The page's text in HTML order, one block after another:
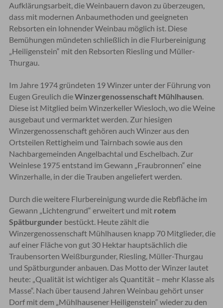
Aufklärungsarbeit, die Weinbauern davon zu überzeugen,
dass mit modernen Anbaumethoden und geeigneten
Rebsorten ein lohnender Weinbau möglich ist. Diese
Bemühungen mündeten schließlich in die Flurbereinigung
„Heiligenstein“ mit den Rebsorten Riesling und Müller-
Thurgau.
Im Jahre 1974 gründeten 19 Winzer unter der Führung von
Eugen Greulich dieWinzergenossenschaft Mühlhausen.
Diese ist Mitglied beim Winzerkeller Wiesloch, wo die Weine
ausgebaut und vermarktet werden. Zur hiesigen
Winzergenossenschaft gehören auch Winzer aus den
Ortsteilen Rettigheim und Tairnbach sowie aus den
Nachbargemeinden Angelbachtal und Eschelbach. Zur
Weinlese 1975 entstand im Gewann „Fraubronnen“ eine
Winzerhalle, in der die Trauben angeliefert werden.
Durch die weitere Flurbereinigung wurde die Rebfläche im
Gewann „Lichtengrund“ erweitert und mit rotem
Spätburgunder bestückt. Heute zählt die
Winzergenossenschaft Mühlhausen knapp 70 Mitglieder, die
auf einer Fläche von gut 30 Hektar hauptsächlich die
Traubensorten Weißburgunder, Riesling, Müller-Thurgau
und Spätburgunder anbauen. Das Motto der Winzer lautet
heute: „Qualität ist wichtiger als Quantität – mehr Klasse als
Masse“. Nach über tausend Jahren Weinbau gehört unser
Dorf mit dem „Mühlhausener Heiligenstein“ wieder zu den